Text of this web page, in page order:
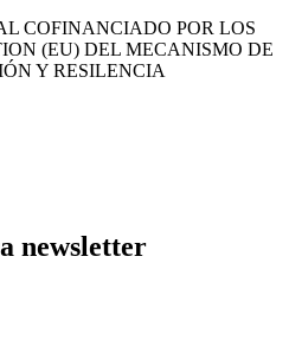
COFINANCIADO POR LOS
(EU) DEL MECANISMO DE
Y RESILENCIA
newsletter